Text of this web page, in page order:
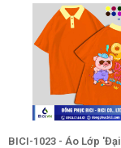
BICI-1023 - Áo Lớp